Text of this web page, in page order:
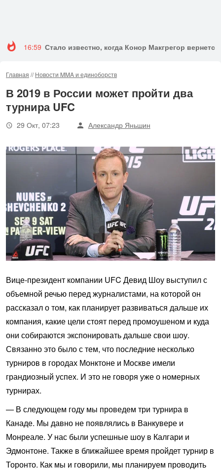
16:59 Стало известно, когда Конор Макгрегор вернется
Главная //Новости MMA и единоборств
В 2019 в России может пройти два
турнира UFC
29 Окт, 07:23 Александр Яньшин
Вице-президент компании UFC Девид Шоу выступил с
объемной речью перед журналистами, на которой он
рассказал о том, как планирует развиваться дальше их
компания, какие цели стоят перед промоушеном и куда
они собираются экспонировать дальше свои шоу.
Связанно это было с тем, что последние несколько
турниров в городах Монктоне и Москве имели
грандиозный успех. И это не говоря уже о номерных
турнирах.
— В следующем году мы проведем три турнира в
Канаде. Мы давно не появлялись в Ванкувере и
Монреале. У нас были успешные шоу в Калгари и
Эдмонтоне. Также в ближайшее время пройдет турнир в
Торонто. Как мы и говорили, мы планируем проводить